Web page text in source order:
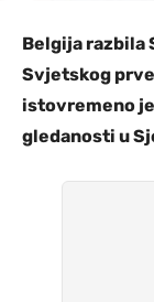
Belgija razbila
Svjetskog
istovremeno
gledanosti u